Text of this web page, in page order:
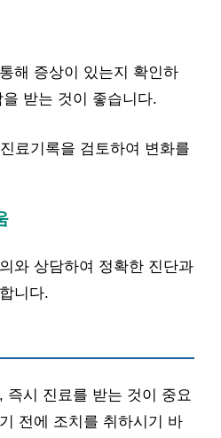
해 증상이 있는지 확인하
받는 것이 좋습니다.
료기록을 검토하여 변화를
와 상담하여 정확한 진단과
니다.
즉시 진료를 받는 것이 중요
전에 조치를 취하시기 바